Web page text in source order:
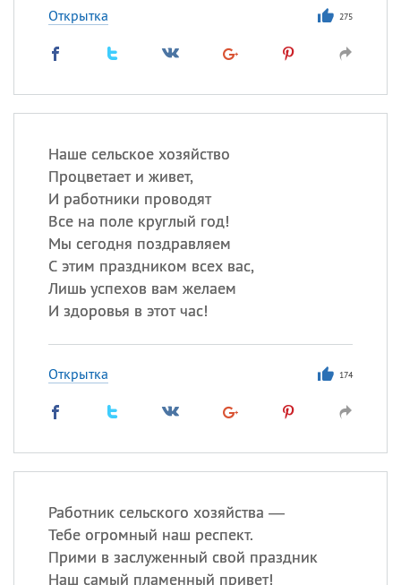
Открытка 275
Наше сельское хозяйство
Процветает и живет,
И работники проводят
Все на поле круглый год!
Мы сегодня поздравляем
С этим праздником всех вас,
Лишь успехов вам желаем
И здоровья в этот час!
Открытка 174
Работник сельского хозяйства —
Тебе огромный наш респект.
Прими в заслуженный свой праздник
Наш самый пламенный привет!